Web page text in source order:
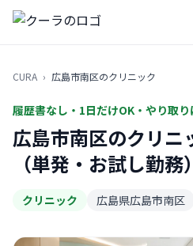
CURA › 広島市南区のクリニック
履歴書なし・1日だけOK・やり取
広島市南区のクリニ
（単発・お試し勤務）
クリニック 広島県広島市南区